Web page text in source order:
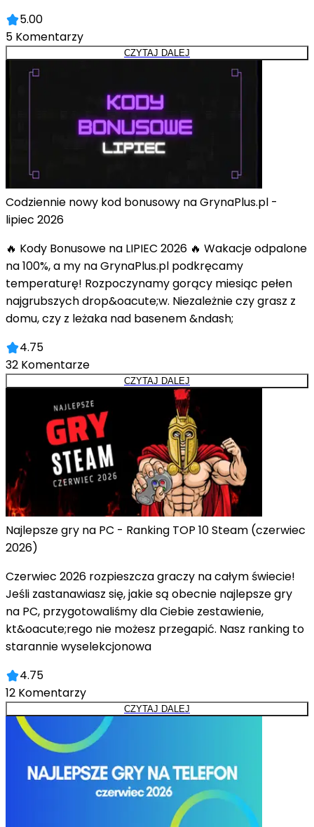
5.00
5 Komentarzy
CZYTAJ DALEJ
Codziennie nowy kod bonusowy na GrynaPlus.pl -
lipiec 2026
🔥 Kody Bonusowe na LIPIEC 2026 🔥 Wakacje odpalone
na 100%, a my na GrynaPlus.pl podkręcamy
temperaturę! Rozpoczynamy gorący miesiąc pełen
najgrubszych drop&oacute;w. Niezależnie czy grasz z
domu, czy z leżaka nad basenem &ndash;
4.75
32 Komentarze
CZYTAJ DALEJ
Najlepsze gry na PC - Ranking TOP 10 Steam (czerwiec
2026)
Czerwiec 2026 rozpieszcza graczy na całym świecie!
Jeśli zastanawiasz się, jakie są obecnie najlepsze gry
na PC, przygotowaliśmy dla Ciebie zestawienie,
kt&oacute;rego nie możesz przegapić. Nasz ranking to
starannie wyselekcjonowa
4.75
12 Komentarzy
CZYTAJ DALEJ